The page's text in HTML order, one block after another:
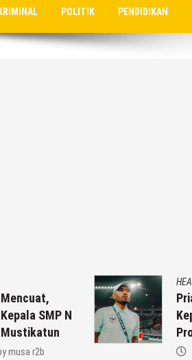
KRIMINAL POLITIK PENDIDIKAN
Mencuat,
SMP N
Mustikatun
musa r2b